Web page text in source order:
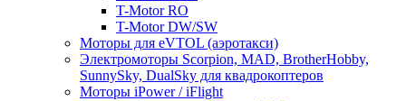
T-Motor RO
T-Motor DW/SW
Моторы для eVTOL (аэротакси)
Электромоторы Scorpion, MAD, BrotherHobby,
SunnySky, DualSky для квадрокоптеров
Моторы iPower / iFlight